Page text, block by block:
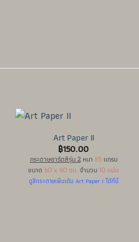
Art Paper II
฿150.00
กระดาษอาร์ตสีรุ่น 2หนา 85แกรม
ขนาด 60 x 60 ซม. จำนวน 10 แผ่น
ดูสีกระดาษเพิ่มเติม Art Paper I ได้ที่นี่